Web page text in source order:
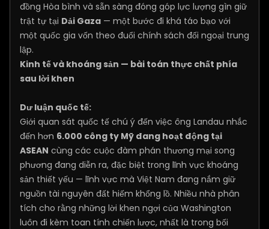
đồng Hòa bình và sẵn sàng đóng góp lực lượng gìn giữ
trật tự tại Dải Gaza — một bước đi khá táo bạo với
một quốc gia vốn theo đuổi chính sách đối ngoại trung
lập.
Kinh tế và khoáng sản — bài toán thực chất phía
sau lời khen
Dư luận quốc tế:
Giới quan sát quốc tế chú ý đến việc ông Landau nhắc
đến hơn 6.000 công ty Mỹ đang hoạt động tại
ASEAN cùng các cuộc đàm phán thương mại song
phương đang diễn ra, đặc biệt trong lĩnh vực khoáng
sản thiết yếu — lĩnh vực mà Việt Nam đang nắm giữ
nguồn tài nguyên đất hiếm khổng lồ. Nhiều nhà phân
tích cho rằng những lời khen ngợi của Washington
luôn đi kèm toan tính chiến lược, nhất là trong bối